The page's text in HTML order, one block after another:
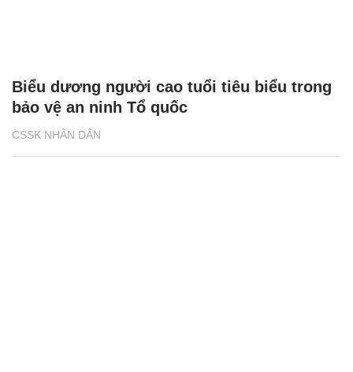
CSSK NHÂN DÂN
Biểu dương người cao tuổi tiêu biểu trong
bảo vệ an ninh Tổ quốc